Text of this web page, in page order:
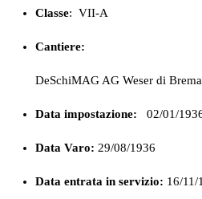
Classe: VII-A
Cantiere:
DeSchiMAG AG Weser di Brema
Data impostazione: 02/01/
Data Varo: 29/08/1936
Data entrata in servizio: 16/11/